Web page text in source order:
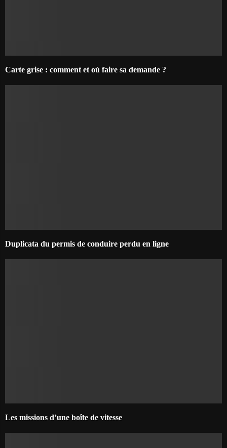
Carte grise : comment et où faire sa demande ?
Duplicata du permis de conduire perdu en ligne
Les missions d’une boîte de vitesse